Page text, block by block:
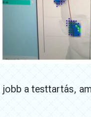
a testtartás,